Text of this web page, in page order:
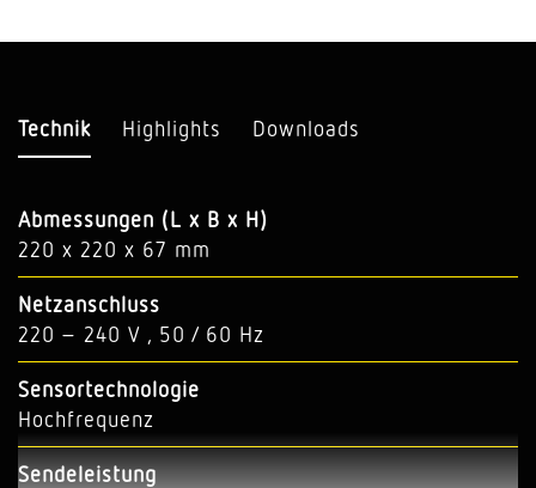
Technik Highlights Downloads
Abmessungen (L x B x H)
220 x 220 x 67 mm
Netzanschluss
220 – 240 V , 50 / 60 Hz
Sensortechnologie
Hochfrequenz
Sendeleistung